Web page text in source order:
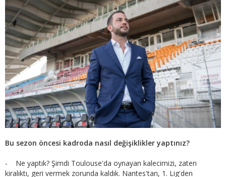
Bu sezon öncesi kadroda nasıl değişiklikler yaptınız?
- Ne yaptık? Şimdi Toulouse'da oynayan kalecimizi, zaten
kiralıktı, geri vermek zorunda kaldık. Nantes'tan, 1. Lig'den